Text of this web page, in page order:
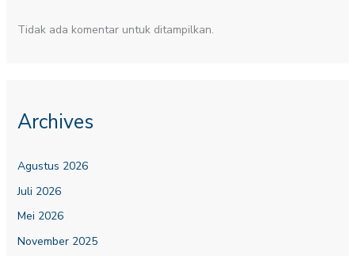
Tidak ada komentar untuk ditampilkan.
Archives
Agustus 2026
Juli 2026
Mei 2026
November 2025